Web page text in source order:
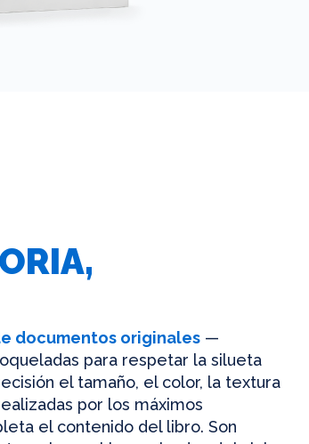
documentos originales —
para respetar la silueta
el tamaño, el color, la textura
por los máximos
el contenido del libro. Son